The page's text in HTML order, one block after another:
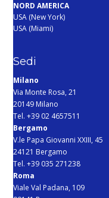
NORD AMERICA
USA (New York)
USA (Miami)
Sedi
Milano
Via Monte Rosa, 21
20149 Milano
Tel. +39 02 4657511
Bergamo
V.le Papa Giovanni XXIII, 45
24121 Bergamo
Tel. +39 035 271238
Roma
Viale Val Padana, 109